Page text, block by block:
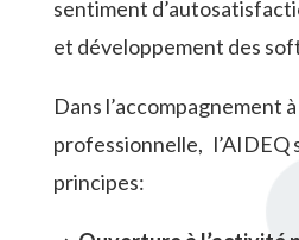
sentiment
et développement des
Dans l’accompagnement
professionnelle, l’AIDEQ
principes: